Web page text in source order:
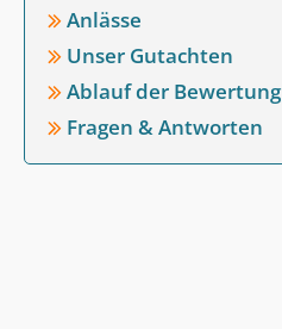
Anlässe
Unser Gutachten
Ablauf der Bewertung
Fragen & Antworten